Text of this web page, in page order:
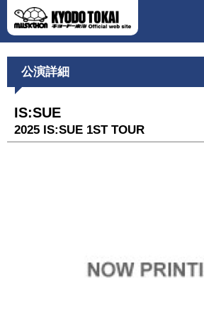
公演詳細
IS:SUE
2025 IS:SUE 1ST TOUR